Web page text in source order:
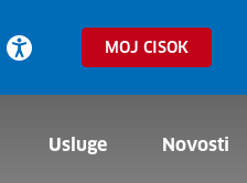
MOJ CISOK
Usluge Novosti